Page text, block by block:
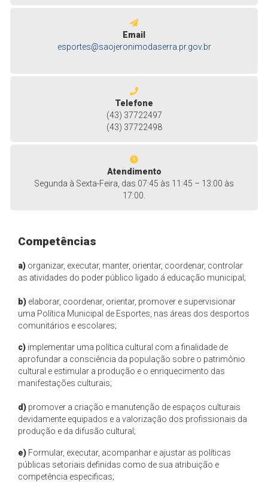
Email
esportes@saojeronimodaserra.pr.gov.br
Telefone
(43) 37722497
(43) 37722498
Atendimento
Segunda à Sexta-Feira, das 07:45 às 11:45 – 13:00 às
17:00.
Competências
a) organizar, executar, manter, orientar, coordenar, controlar
as atividades do poder público ligado á educação municipal;
b) elaborar, coordenar, orientar, promover e supervisionar
uma Política Municipal de Esportes, nas áreas dos desportos
comunitários e escolares;
c) implementar uma política cultural com a finalidade de
aprofundar a consciência da população sobre o patrimônio
cultural e estimular a produção e o enriquecimento das
manifestações culturais;
d) promover a criação e manutenção de espaços culturais
devidamente equipados e a valorização dos profissionais da
produção e da difusão cultural;
e) Formular, executar, acompanhar e ajustar as políticas
públicas setoriais definidas como de sua atribuição e
competência especificas;